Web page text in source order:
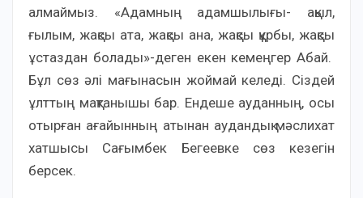
алмаймыз. «Адамның адамшылығы- ақыл,
ғылым, жақсы ата, жақсы ана, жақсы құрбы, жақсы
ұстаздан болады»-деген екен кемеңгер Абай.
Бұл сөз әлі мағынасын жоймай келеді. Сіздей
ұлттың мақтанышы бар. Ендеше ауданның, осы
отырған ағайынның атынан аудандық мәслихат
хатшысы Сағымбек Бегеевке сөз кезегін
берсек.